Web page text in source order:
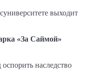
выходит
«За Саймой»
наследство